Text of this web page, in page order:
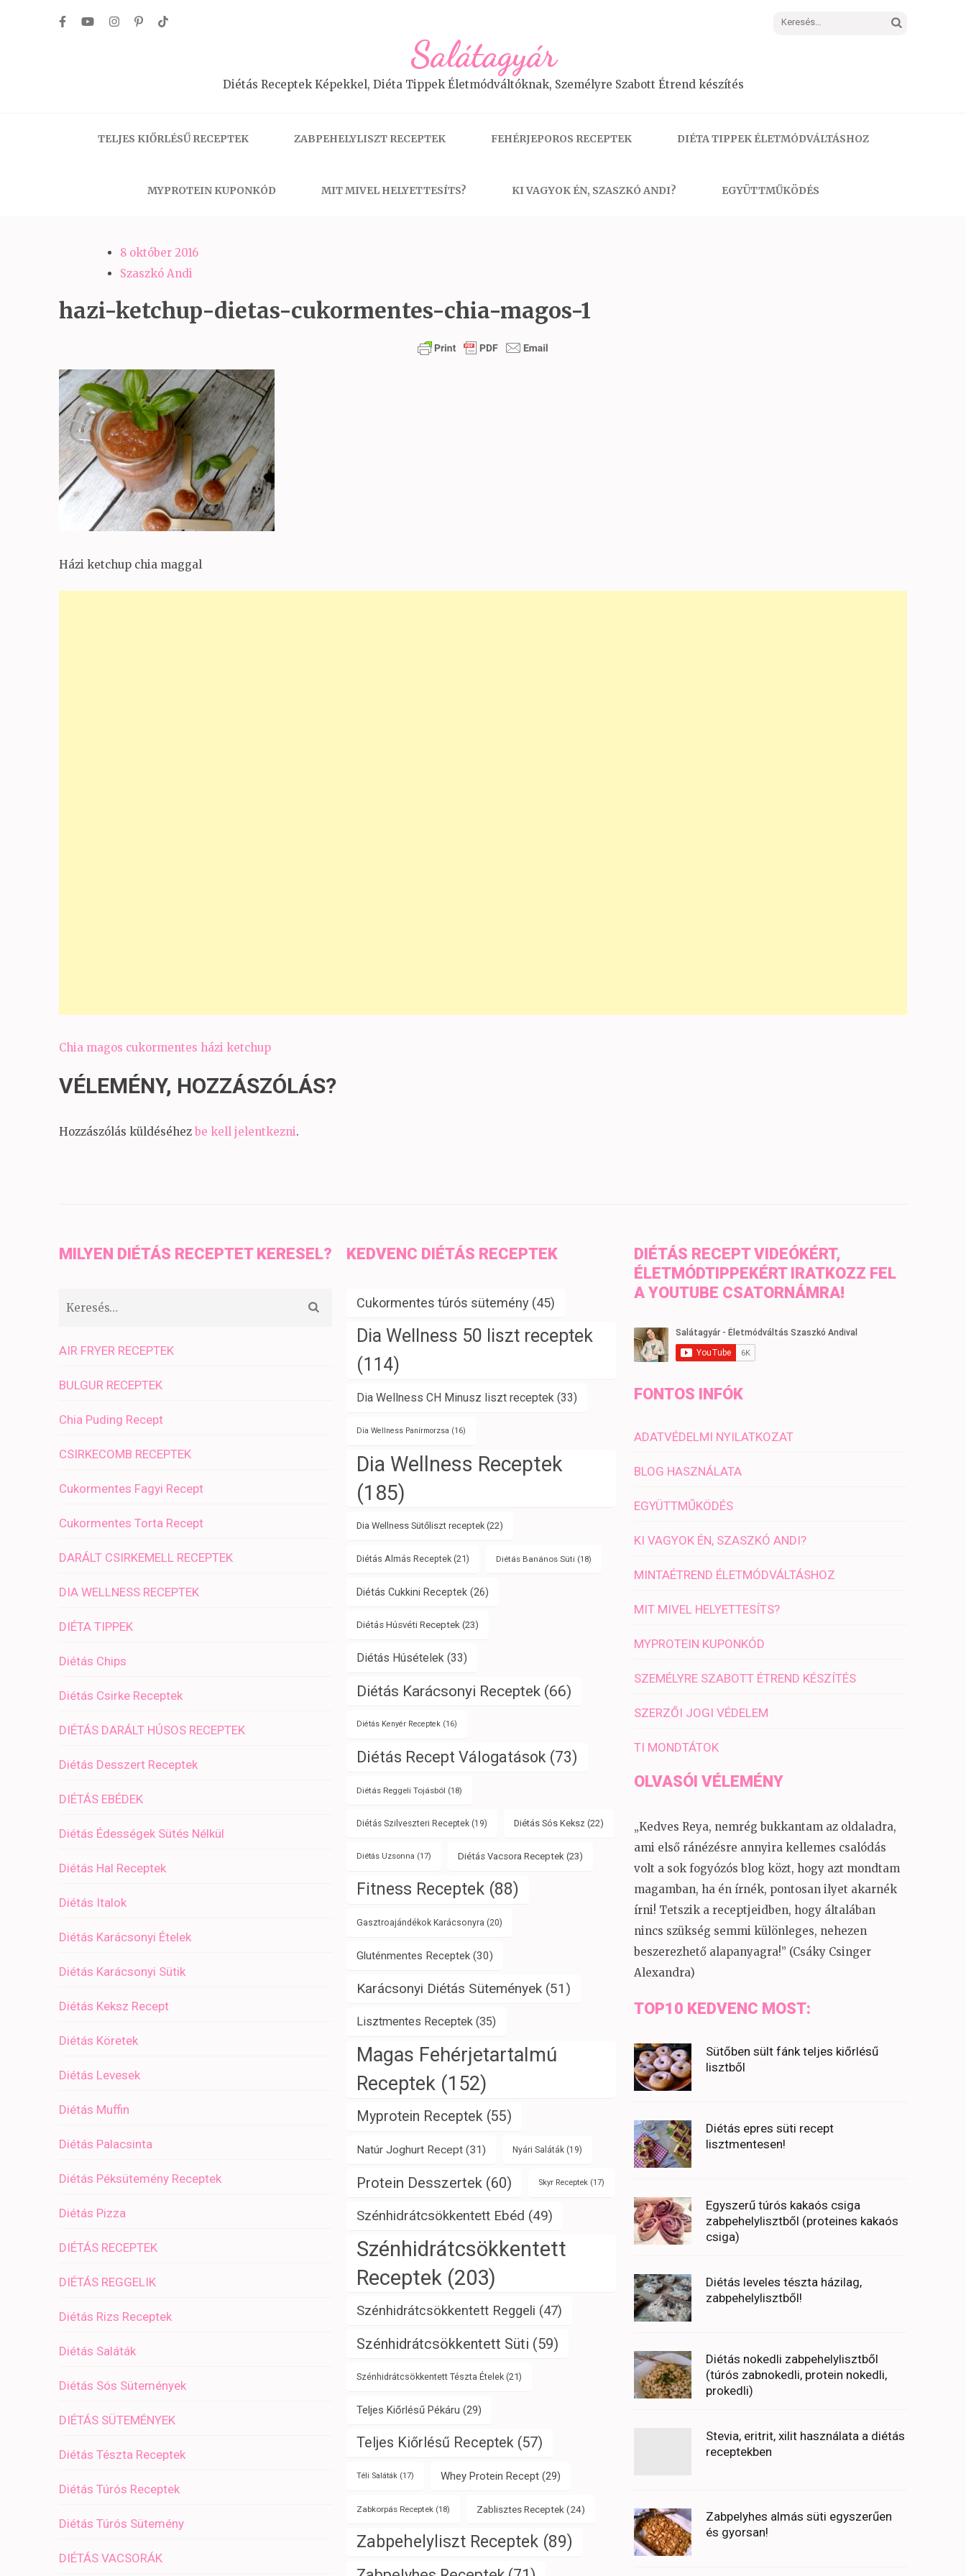
Keresés:
Salátagyár
Diétás Receptek Képekkel, Diéta Tippek Életmódváltóknak, Személyre Szabott Étrend készítés
TELJES KIŐRLÉSŰ RECEPTEK ZABPEHELYLISZT RECEPTEK FEHÉRJEPOROS RECEPTEK DIÉTA TIPPEK ÉLETMÓDVÁLTÁSHOZ
MYPROTEIN KUPONKÓD MIT MIVEL HELYETTESÍTS? KI VAGYOK ÉN, SZASZKÓ ANDI? EGYÜTTMŰKÖDÉS
8 október 2016
Szaszkó Andi
hazi-ketchup-dietas-cukormentes-chia-magos-1
Házi ketchup chia maggal
Bejegyzés
Chia magos cukormentes házi ketchup
VÉLEMÉNY, HOZZÁSZÓLÁS?
Hozzászólás küldéséhez be kell jelentkezni.
MILYEN DIÉTÁS RECEPTET KERESEL?
AIR FRYER RECEPTEK
BULGUR RECEPTEK
Chia Puding Recept
CSIRKECOMB RECEPTEK
Cukormentes Fagyi Recept
Cukormentes Torta Recept
DARÁLT CSIRKEMELL RECEPTEK
DIA WELLNESS RECEPTEK
DIÉTA TIPPEK
Diétás Chips
Diétás Csirke Receptek
DIÉTÁS DARÁLT HÚSOS RECEPTEK
Diétás Desszert Receptek
DIÉTÁS EBÉDEK
Diétás Édességek Sütés Nélkül
Diétás Hal Receptek
Diétás Italok
Diétás Karácsonyi Ételek
Diétás Karácsonyi Sütik
Diétás Keksz Recept
Diétás Köretek
Diétás Levesek
Diétás Muffin
Diétás Palacsinta
Diétás Péksütemény Receptek
Diétás Pizza
DIÉTÁS RECEPTEK
DIÉTÁS REGGELIK
Diétás Rizs Receptek
Diétás Saláták
Diétás Sós Sütemények
DIÉTÁS SÜTEMÉNYEK
Diétás Tészta Receptek
Diétás Túrós Receptek
Diétás Túrós Sütemény
DIÉTÁS VACSORÁK
KEDVENC DIÉTÁS RECEPTEK
Cukormentes túrós sütemény(45)
Dia Wellness 50 liszt receptek
(114)
Dia Wellness CH Minusz liszt receptek (33)
Dia Wellness Panírmorzsa (16)
Dia Wellness Receptek
(185)
Dia Wellness Sütőliszt receptek(22)
Diétás Almás Receptek(21) Diétás Banános Süti (18)
Diétás Cukkini Receptek(26)
Diétás Húsvéti Receptek (23)
Diétás Húsételek (33)
Diétás Karácsonyi Receptek(66)
Diétás Kenyér Receptek(16)
Diétás Recept Válogatások (73)
Diétás Reggeli Tojásból (18)
Diétás Szilveszteri Receptek(19) Diétás Sós Keksz (22)
Diétás Uzsonna (17) Diétás Vacsora Receptek (23)
Fitness Receptek(88)
Gasztroajándékok Karácsonyra (20)
Gluténmentes Receptek(30)
Karácsonyi Diétás Sütemények(51)
Lisztmentes Receptek (35)
Magas Fehérjetartalmú
Receptek(152)
Myprotein Receptek(55)
Natúr Joghurt Recept(31) Nyári Saláták(19)
Protein Desszertek (60) Skyr Receptek(17)
Szénhidrátcsökkentett Ebéd (49)
Szénhidrátcsökkentett
Receptek (203)
Szénhidrátcsökkentett Reggeli (47)
Szénhidrátcsökkentett Süti (59)
Szénhidrátcsökkentett Tészta Ételek(21)
Teljes Kiőrlésű Pékáru (29)
Teljes Kiőrlésű Receptek(57)
Téli Saláták(17) Whey Protein Recept(29)
Zabkorpás Receptek(18) Zablisztes Receptek (24)
Zabpehelyliszt Receptek(89)
DIÉTÁS RECEPT VIDEÓKÉRT,
ÉLETMÓDTIPPEKÉRT IRATKOZZ FEL
A YOUTUBE CSATORNÁMRA!
FONTOS INFÓK
ADATVÉDELMI NYILATKOZAT
BLOG HASZNÁLATA
EGYÜTTMŰKÖDÉS
KI VAGYOK ÉN, SZASZKÓ ANDI?
MINTAÉTREND ÉLETMÓDVÁLTÁSHOZ
MIT MIVEL HELYETTESÍTS?
MYPROTEIN KUPONKÓD
SZEMÉLYRE SZABOTT ÉTREND KÉSZÍTÉS
SZERZŐI JOGI VÉDELEM
TI MONDTÁTOK
OLVASÓI VÉLEMÉNY
„Kedves Reya, nemrég bukkantam az oldaladra,
ami első ránézésre annyira kellemes csalódás
volt a sok fogyózós blog közt, hogy azt mondtam
magamban, ha én írnék, pontosan ilyet akarnék
írni! Tetszik a receptjeidben, hogy általában
nincs szükség semmi különleges, nehezen
beszerezhető alapanyagra!” (Csáky Csinger
Alexandra)
TOP10 KEDVENC MOST:
Sütőben sült fánk teljes kiőrlésű
lisztből
Diétás epres süti recept
lisztmentesen!
Egyszerű túrós kakaós csiga
zabpehelylisztből (proteines kakaós
csiga)
Diétás leveles tészta házilag,
zabpehelylisztből!
Diétás nokedli zabpehelylisztből
(túrós zabnokedli, protein nokedli,
prokedli)
Stevia, eritrit, xilit használata a diétás
receptekben
Zabpelyhes almás süti egyszerűen
és gyorsan!